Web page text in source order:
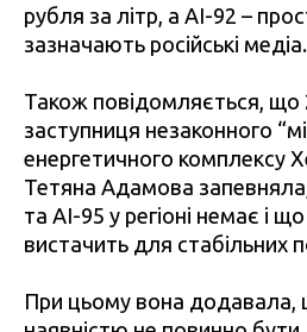
рубля за літр, а АІ-92 –
зазначають російські медіа.
Також повідомляється, що
заступниця незаконного
енергетичного комплексу
Тетяна Адамова
та АІ-95 у регіоні немає і
вистачить для стабільних
При цьому вона додавала,